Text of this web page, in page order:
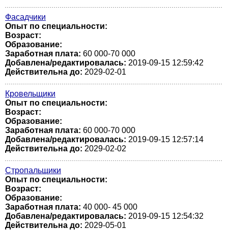
Фасадчики
Опыт по специальности:
Возраст:
Образование:
Заработная плата: 60 000-70 000
Добавлена/редактировалась: 2019-09-15 12:59:42
Действительна до: 2029-02-01
Кровельщики
Опыт по специальности:
Возраст:
Образование:
Заработная плата: 60 000-70 000
Добавлена/редактировалась: 2019-09-15 12:57:14
Действительна до: 2029-02-02
Стропальщики
Опыт по специальности:
Возраст:
Образование:
Заработная плата: 40 000- 45 000
Добавлена/редактировалась: 2019-09-15 12:54:32
Действительна до: 2029-05-01